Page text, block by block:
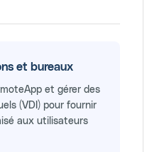
et bureaux
et gérer des
(VDI) pour fournir
aux utilisateurs